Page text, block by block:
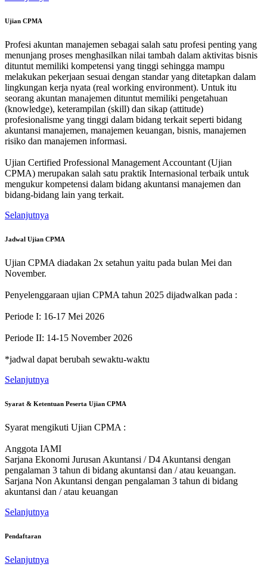
Ujian CPMA
Profesi akuntan manajemen sebagai salah satu profesi penting yang
menunjang proses menghasilkan nilai tambah dalam aktivitas bisnis
dituntut memiliki kompetensi yang tinggi sehingga mampu
melakukan pekerjaan sesuai dengan standar yang ditetapkan dalam
lingkungan kerja nyata (real working environment). Untuk itu
seorang akuntan manajemen dituntut memiliki pengetahuan
(knowledge), keterampilan (skill) dan sikap (attitude)
profesionalisme yang tinggi dalam bidang terkait seperti bidang
akuntansi manajemen, manajemen keuangan, bisnis, manajemen
risiko dan manajemen informasi.
Ujian Certified Professional Management Accountant (Ujian
CPMA) merupakan salah satu praktik Internasional terbaik untuk
mengukur kompetensi dalam bidang akuntansi manajemen dan
bidang-bidang lain yang terkait.
Selanjutnya
Jadwal Ujian CPMA
Ujian CPMA diadakan 2x setahun yaitu pada bulan Mei dan
November.
Penyelenggaraan ujian CPMA tahun 2025 dijadwalkan pada :
Periode I: 16-17 Mei 2026
Periode II: 14-15 November 2026
*jadwal dapat berubah sewaktu-waktu
Selanjutnya
Syarat & Ketentuan Peserta Ujian CPMA
Syarat mengikuti Ujian CPMA :
Anggota IAMI
Sarjana Ekonomi Jurusan Akuntansi / D4 Akuntansi dengan
pengalaman 3 tahun di bidang akuntansi dan / atau keuangan.
Sarjana Non Akuntansi dengan pengalaman 3 tahun di bidang
akuntansi dan / atau keuangan
Selanjutnya
Pendaftaran
Selanjutnya